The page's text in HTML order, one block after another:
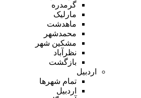
گرمدره
مارلیک
ماهدشت
محمدشهر
مشکین شهر
نظرآباد
بازگشت
اردبیل
تمام شهر‌ها
اردبیل